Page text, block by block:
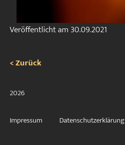
Veröffentlicht am30.09.2021
< Zurück
2026
Impressum Datenschutzerklärung